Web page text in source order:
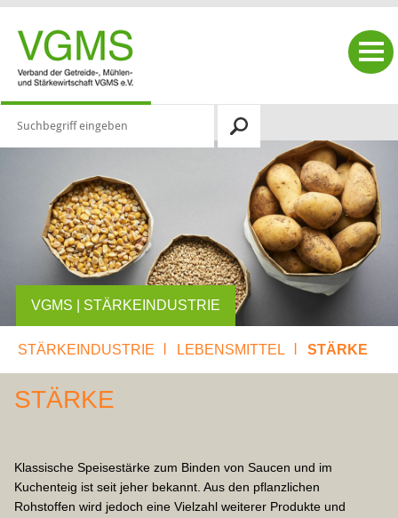
STÄRKEINDUSTRIE LEBENSMITTEL STÄRKE
STÄRKE
Klassische Speisestärke zum Binden von Saucen und im
Kuchenteig ist seit jeher bekannt. Aus den pflanzlichen
Rohstoffen wird jedoch eine Vielzahl weiterer Produkte und